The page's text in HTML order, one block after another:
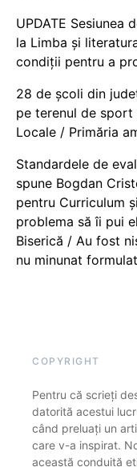
UPDATE Sesiunea
la Limba și
condiții pentru a
28 de școli din
pe terenul de
Locale / Primăria
Standardele de
spune Bogdan
pentru Curriculum
problema să îi pui
Biserică / Au fost
nu minunat
COPYRIGHT
Pentru că scrieți
datorită acestui
când preluați un
care v-a inspirat.
această conduită